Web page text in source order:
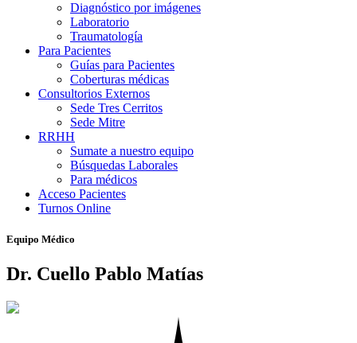
Diagnóstico por imágenes
Laboratorio
Traumatología
Para Pacientes
Guías para Pacientes
Coberturas médicas
Consultorios Externos
Sede Tres Cerritos
Sede Mitre
RRHH
Sumate a nuestro equipo
Búsquedas Laborales
Para médicos
Acceso Pacientes
Turnos Online
Equipo Médico
Dr. Cuello Pablo Matías